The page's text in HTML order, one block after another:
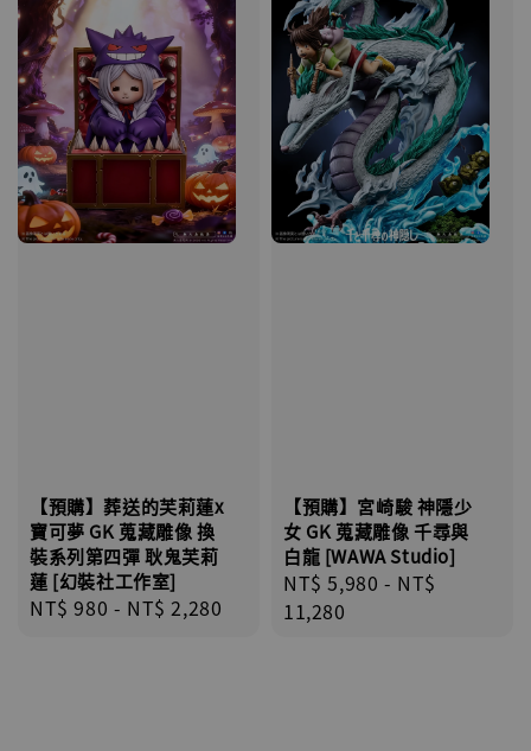
【預購】葬送的芙莉蓮x
寶可夢 GK 蒐藏雕像 換
裝系列第四彈 耿鬼芙莉
蓮 [幻裝社工作室]
Regular
NT$ 980 - NT$ 2,280
【預購】宮崎駿 神隱少
女 GK 蒐藏雕像 千尋與
白龍 [WAWA Studio]
Regular
price
NT$ 5,980 - NT$
11,280